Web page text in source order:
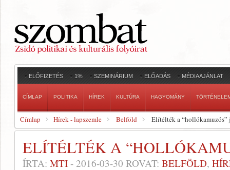
ELŐFIZETÉS 1% SZEMINÁRIUM ELŐADÁS MÉDIAAJÁNLAT
CÍMLAP POLITIKA HÍREK KULTÚRA HAGYOMÁNY
Címlap Hírek - lapszemle Belföld Elítélték a
ELÍTÉLTÉK A
ÍRTA: MTI - 2016-03-30 ROVAT: BELFÖLD,